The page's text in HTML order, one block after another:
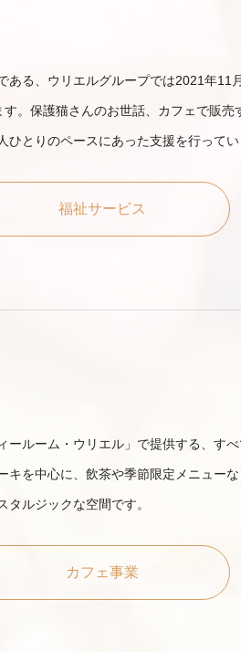
ある、ウリエルグループでは2021年11
。保護猫さんのお世話、カフェで販売
ひとりのペースにあった支援を行ってい
福祉サービス
ールーム・ウリエル」で提供する、す
キを中心に、飲茶や季節限定メニュー
タルジックな空間です。
カフェ事業